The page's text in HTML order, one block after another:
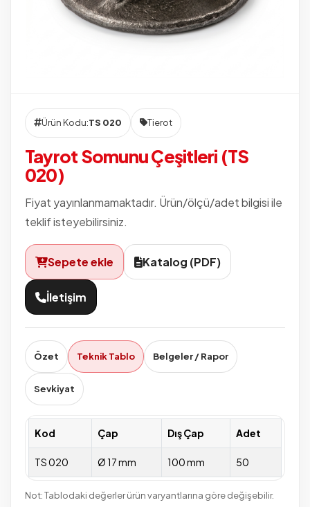
Ürün Kodu:TS 020 Tierot
Tayrot Somunu Çeşitleri (TS
020)
Fiyat yayınlanmamaktadır. Ürün/ölçü/adet bilgisi ile
teklif isteyebilirsiniz.
Sepete ekle Katalog (PDF)
İletişim
Özet Teknik Tablo Belgeler / Rapor
Sevkiyat
Kod Çap Dış Çap Adet
TS 020 Ø 17 mm 100 mm 50
Not: Tablodaki değerler ürün varyantlarına göre değişebilir.